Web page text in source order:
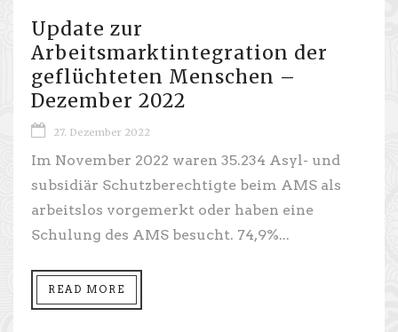
Update zur
Arbeitsmarktintegration der
geflüchteten Menschen –
Dezember 2022
27. Dezember 2022
Im November 2022 waren 35.234 Asyl- und
subsidiär Schutzberechtigte beim AMS als
arbeitslos vorgemerkt oder haben eine
Schulung des AMS besucht. 74,9%...
READ MORE